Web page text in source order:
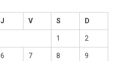
J V S D
1 2
6 7 8 9